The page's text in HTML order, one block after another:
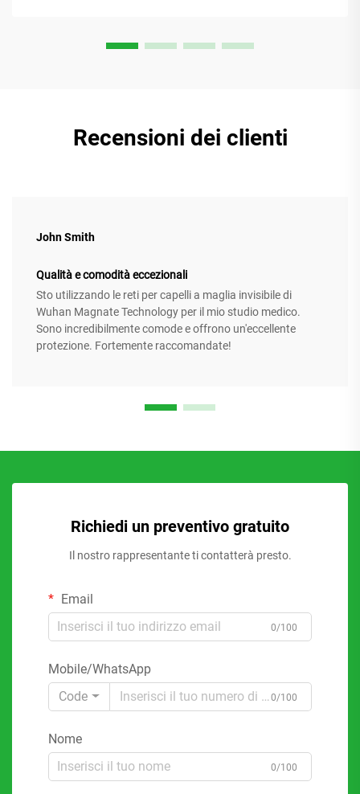
Recensioni dei clienti
John Smith
Qualità e comodità eccezionali
Sto utilizzando le reti per capelli a maglia invisibile di
Wuhan Magnate Technology per il mio studio medico.
Sono incredibilmente comode e offrono un'eccellente
protezione. Fortemente raccomandate!
Richiedi un preventivo gratuito
Il nostro rappresentante ti contatterà presto.
Email
0/100
Mobile/WhatsApp
Code
0/100
Nome
0/100